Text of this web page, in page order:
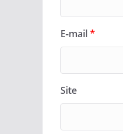
E-mail*
Site